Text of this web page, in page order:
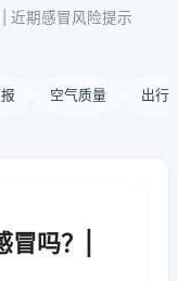
近期感冒风险提示
空气质量 出行
吗？|